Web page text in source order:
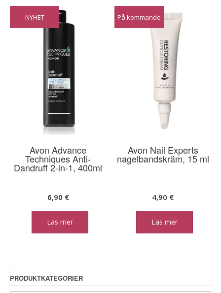
NYHET
Avon Advance
Techniques Anti-
Dandruff 2-in-1, 400ml
6,90 €
Läs mer
På kommande
Avon Nail Experts
nagelbandskräm, 15 ml
4,90 €
Läs mer
PRODUKTKATEGORIER